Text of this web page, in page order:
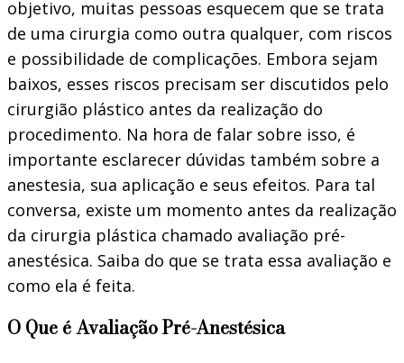
objetivo, muitas pessoas esquecem que se trata
de uma cirurgia como outra qualquer, com riscos
e possibilidade de complicações. Embora sejam
baixos, esses riscos precisam ser discutidos pelo
cirurgião plástico antes da realização do
procedimento. Na hora de falar sobre isso, é
importante esclarecer dúvidas também sobre a
anestesia, sua aplicação e seus efeitos. Para tal
conversa, existe um momento antes da realização
da cirurgia plástica chamado avaliação pré-
anestésica. Saiba do que se trata essa avaliação e
como ela é feita.
O Que é Avaliação Pré-Anestésica